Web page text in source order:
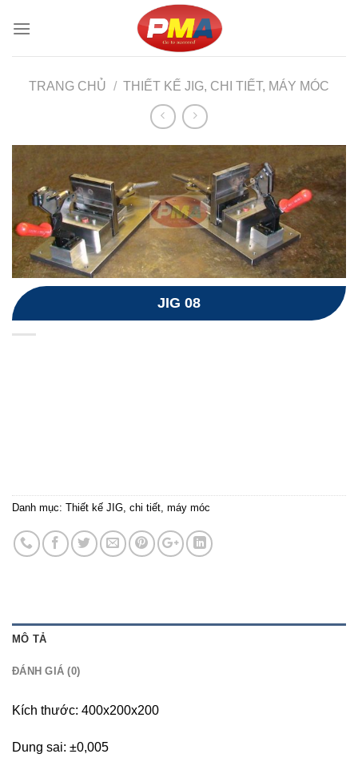
TRANG CHỦ / THIẾT KẾ JIG, CHI TIẾT, MÁY MÓC
JIG 08
Danh mục: Thiết kế JIG, chi tiết, máy móc
MÔ TẢ
ĐÁNH GIÁ (0)
Kích thước: 400x200x200
Dung sai: ±0,005